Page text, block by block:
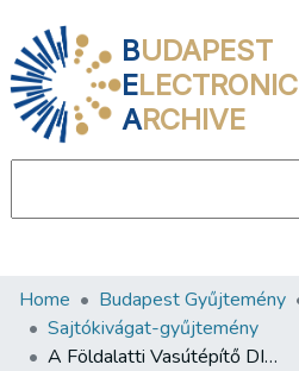
BUDAPEST
ELECTRONIC
ARCHIVE
Communities & Collections
All of DSpace
Home Budapest Gyűjtemény
Sajtókivágat-gyűjtemény
A Földalatti Vasútépítő DISZ-bizottsága megjavítja a politikai körök színvonalát